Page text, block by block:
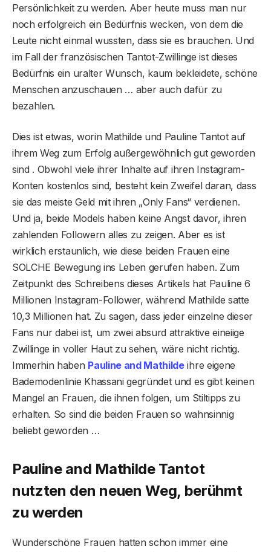
Persönlichkeit zu werden. Aber heute muss man nur
noch erfolgreich ein Bedürfnis wecken, von dem die
Leute nicht einmal wussten, dass sie es brauchen. Und
im Fall der französischen Tantot-Zwillinge ist dieses
Bedürfnis ein uralter Wunsch, kaum bekleidete, schöne
Menschen anzuschauen … aber auch dafür zu
bezahlen.
Dies ist etwas, worin Mathilde und Pauline Tantot auf
ihrem Weg zum Erfolg außergewöhnlich gut geworden
sind . Obwohl viele ihrer Inhalte auf ihren Instagram-
Konten kostenlos sind, besteht kein Zweifel daran, dass
sie das meiste Geld mit ihren „Only Fans“ verdienen.
Und ja, beide Models haben keine Angst davor, ihren
zahlenden Followern alles zu zeigen. Aber es ist
wirklich erstaunlich, wie diese beiden Frauen eine
SOLCHE Bewegung ins Leben gerufen haben. Zum
Zeitpunkt des Schreibens dieses Artikels hat Pauline 6
Millionen Instagram-Follower, während Mathilde satte
10,3 Millionen hat. Zu sagen, dass jeder einzelne dieser
Fans nur dabei ist, um zwei absurd attraktive eineiige
Zwillinge in voller Haut zu sehen, wäre nicht richtig.
Immerhin haben Pauline and Mathildeihre eigene
Bademodenlinie Khassani gegründet und es gibt keinen
Mangel an Frauen, die ihnen folgen, um Stiltipps zu
erhalten. So sind die beiden Frauen so wahnsinnig
beliebt geworden …
Pauline and Mathilde Tantot
nutzten den neuen Weg, berühmt
zu werden
Wunderschöne Frauen hatten schon immer eine